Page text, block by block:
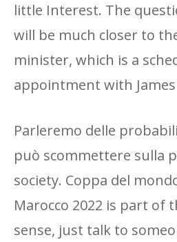
little Interest. The
will be much closer to
minister, which is a
appointment with
Parleremo delle
può scommettere sulla
society. Coppa del
Marocco 2022 is part of
sense, just talk to